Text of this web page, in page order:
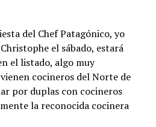
del Chef Patagónico, yo
el sábado, estará
el listado, algo muy
cocineros del Norte de
por duplas con cocineros
la reconocida cocinera